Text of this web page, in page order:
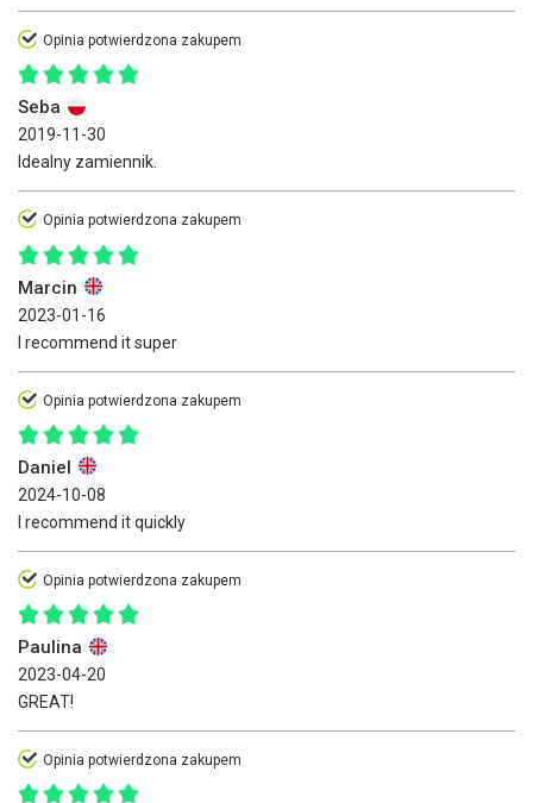
Opinia potwierdzona zakupem
Seba
2019-11-30
Idealny zamiennik.
Opinia potwierdzona zakupem
Marcin
2023-01-16
I recommend it super
Opinia potwierdzona zakupem
Daniel
2024-10-08
I recommend it quickly
Opinia potwierdzona zakupem
Paulina
2023-04-20
GREAT!
Opinia potwierdzona zakupem